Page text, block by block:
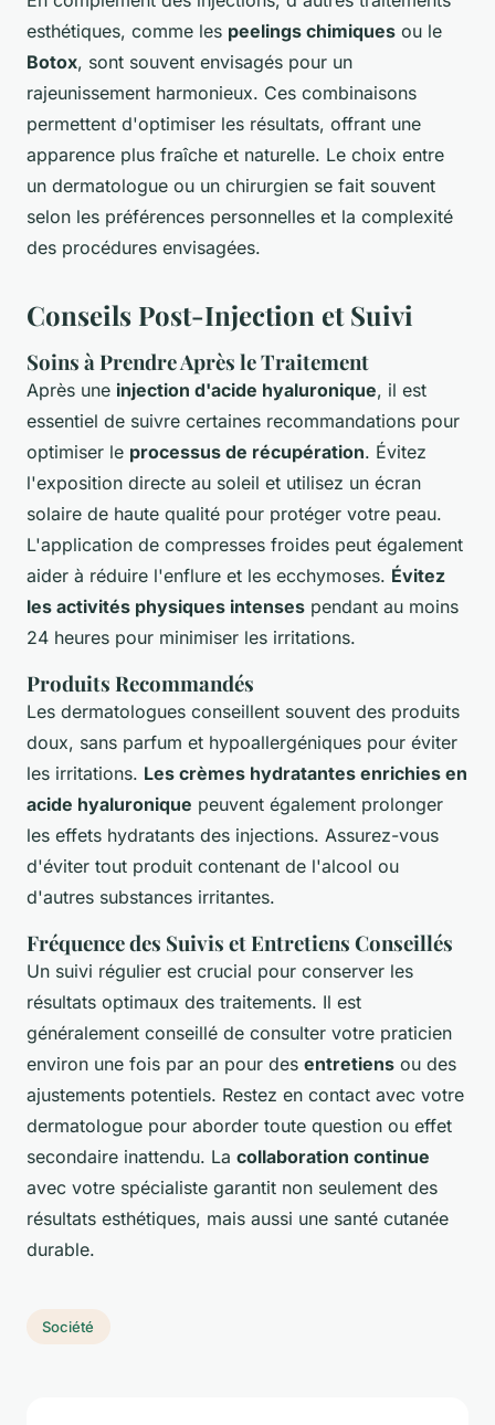
esthétiques, comme les peelings chimiques ou le
Botox, sont souvent envisagés pour un
rajeunissement harmonieux. Ces combinaisons
permettent d'optimiser les résultats, offrant une
apparence plus fraîche et naturelle. Le choix entre
un dermatologue ou un chirurgien se fait souvent
selon les préférences personnelles et la complexité
des procédures envisagées.
Conseils Post-Injection et Suivi
Soins à Prendre Après le Traitement
Après une injection d'acide hyaluronique, il est
essentiel de suivre certaines recommandations pour
optimiser le processus de récupération. Évitez
l'exposition directe au soleil et utilisez un écran
solaire de haute qualité pour protéger votre peau.
L'application de compresses froides peut également
aider à réduire l'enflure et les ecchymoses. Évitez
les activités physiques intenses pendant au moins
24 heures pour minimiser les irritations.
Produits Recommandés
Les dermatologues conseillent souvent des produits
doux, sans parfum et hypoallergéniques pour éviter
les irritations. Les crèmes hydratantes enrichies en
acide hyaluronique peuvent également prolonger
les effets hydratants des injections. Assurez-vous
d'éviter tout produit contenant de l'alcool ou
d'autres substances irritantes.
Fréquence des Suivis et Entretiens Conseillés
Un suivi régulier est crucial pour conserver les
résultats optimaux des traitements. Il est
généralement conseillé de consulter votre praticien
environ une fois par an pour des entretiens ou des
ajustements potentiels. Restez en contact avec votre
dermatologue pour aborder toute question ou effet
secondaire inattendu. La collaboration continue
avec votre spécialiste garantit non seulement des
résultats esthétiques, mais aussi une santé cutanée
durable.
Société